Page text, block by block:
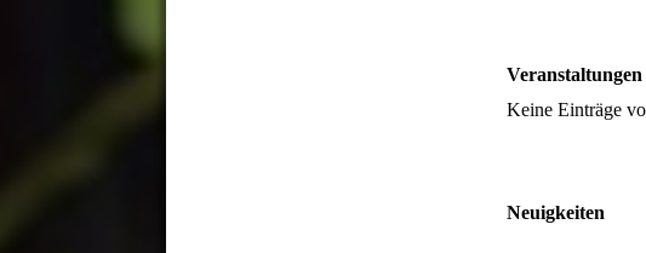
Veranstaltungen
Keine Einträge
Neuigkeiten